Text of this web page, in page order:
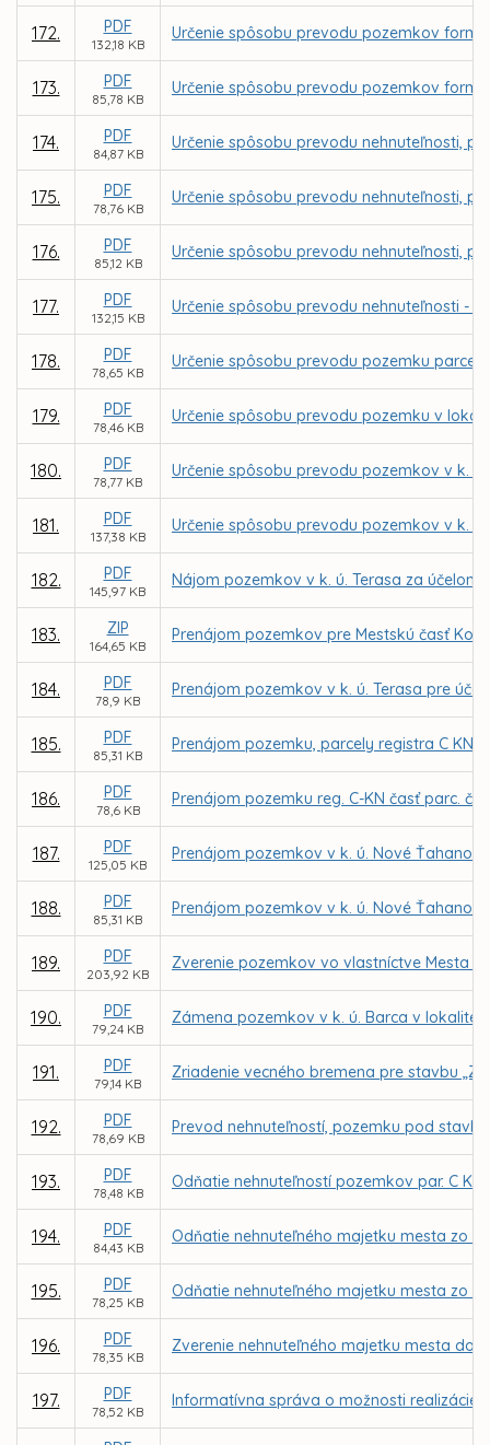
172. PDF
132,18 KB
Určenie spôsobu prevodu pozemkov
173. PDF
85,78 KB
Určenie spôsobu prevodu pozemkov
174. PDF
84,87 KB
Určenie spôsobu prevodu nehnuteľnosti,
175. PDF
78,76 KB
Určenie spôsobu prevodu nehnuteľnosti,
176. PDF
85,12 KB
Určenie spôsobu prevodu nehnuteľnosti,
177. PDF
132,15 KB
Určenie spôsobu prevodu nehnuteľnosti -
178. PDF
78,65 KB
Určenie spôsobu prevodu pozemku
179. PDF
78,46 KB
Určenie spôsobu prevodu pozemku v
180. PDF
78,77 KB
Určenie spôsobu prevodu pozemkov v k. ú.
181. PDF
137,38 KB
Určenie spôsobu prevodu pozemkov v k. ú.
182. PDF
145,97 KB
Nájom pozemkov v k. ú. Terasa za
183. ZIP
164,65 KB
Prenájom pozemkov pre Mestskú časť
184. PDF
78,9 KB
Prenájom pozemkov v k. ú. Terasa pre
185. PDF
85,31 KB
Prenájom pozemku, parcely registra C KN
186. PDF
78,6 KB
Prenájom pozemku reg. C-KN časť parc.
187. PDF
125,05 KB
Prenájom pozemkov v k. ú. Nové
188. PDF
85,31 KB
Prenájom pozemkov v k. ú. Nové
189. PDF
203,92 KB
Zverenie pozemkov vo vlastníctve Mesta
190. PDF
79,24 KB
Zámena pozemkov v k. ú. Barca v lokalite
191. PDF
79,14 KB
Zriadenie vecného bremena pre stavbu
192. PDF
78,69 KB
Prevod nehnuteľností, pozemku pod
193. PDF
78,48 KB
Odňatie nehnuteľností pozemkov par. C KN
194. PDF
84,43 KB
Odňatie nehnuteľného majetku mesta zo
195. PDF
78,25 KB
Odňatie nehnuteľného majetku mesta zo
196. PDF
78,35 KB
Zverenie nehnuteľného majetku mesta do
197. PDF
78,52 KB
Informatívna správa o možnosti realizácie